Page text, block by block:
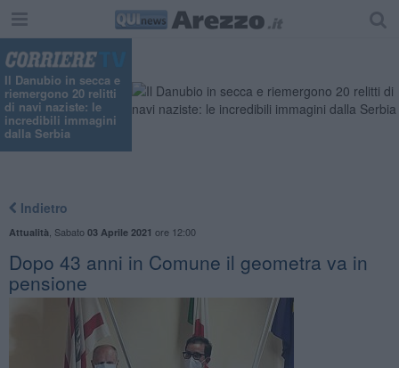
Il Danubio in secca e
riemergono 20 relitti
di navi naziste: le
incredibili immagini
dalla Serbia
Indietro
Attualità Sabato 03 Aprile 2021 ore 12:00
Dopo 43 anni in Comune il geometra va in
pensione